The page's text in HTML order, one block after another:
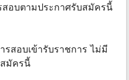
อบตามประกาศรับสมัครนี้
รสอบเข้ารับราชการ ไม่มี
มัครนี้